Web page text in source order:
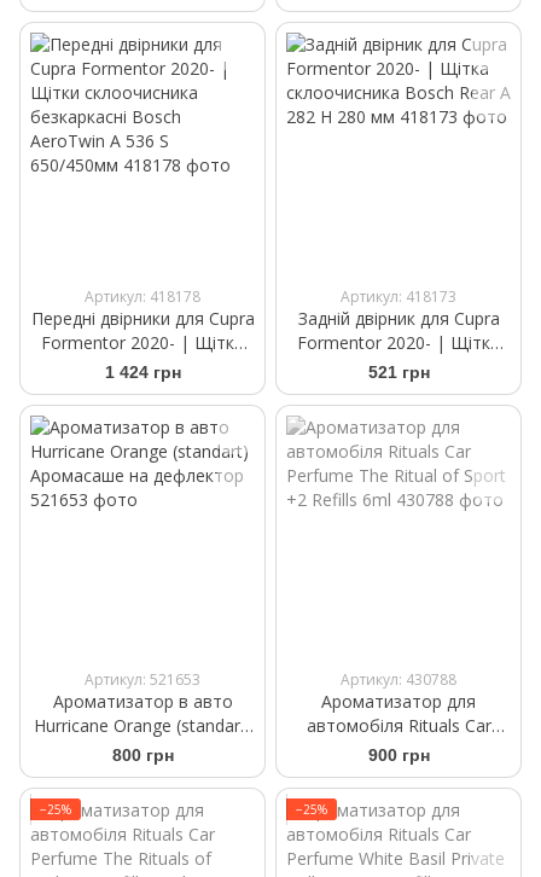
Артикул: 418178
Передні двірники для Cupra
Formentor 2020- | Щітки
склоочисника безкаркасні
Bosch AeroTwin A 536 S
1 424 грн
Артикул: 418173
Задній двірник для Cupra
Formentor 2020- | Щітка
склоочисника Bosch Rear A
282 H 280 мм
521 грн
Артикул: 521653
Ароматизатор в авто
Hurricane Orange (standart)
Аромасаше на дефлектор
800 грн
Артикул: 430788
Ароматизатор для
автомобіля Rituals Car
Perfume The Ritual of Sport
+2 Refills 6ml
900 грн
−25% −25%